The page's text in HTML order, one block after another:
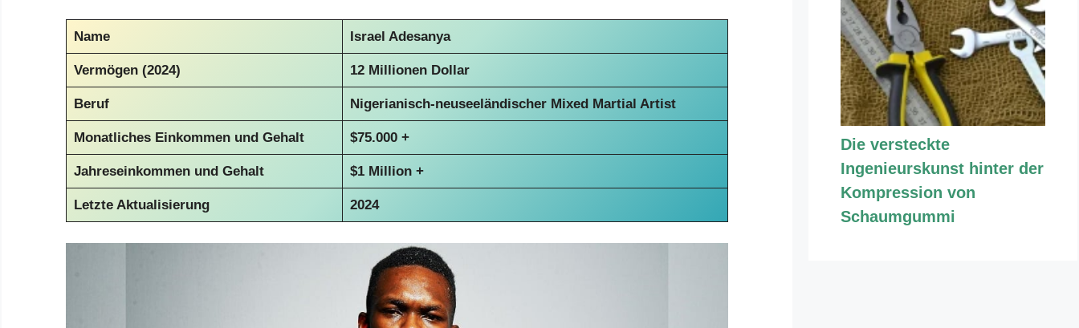
Name Israel Adesanya
Vermögen (2024) 12 Millionen Dollar
Beruf Nigerianisch-neuseeländischer Mixed Martial Artist
Monatliches Einkommen und Gehalt $75.000 +
Jahreseinkommen und Gehalt $1 Million +
Letzte Aktualisierung 2024
Die versteckte
Ingenieurskunst hinter der
Kompression von
Schaumgummi